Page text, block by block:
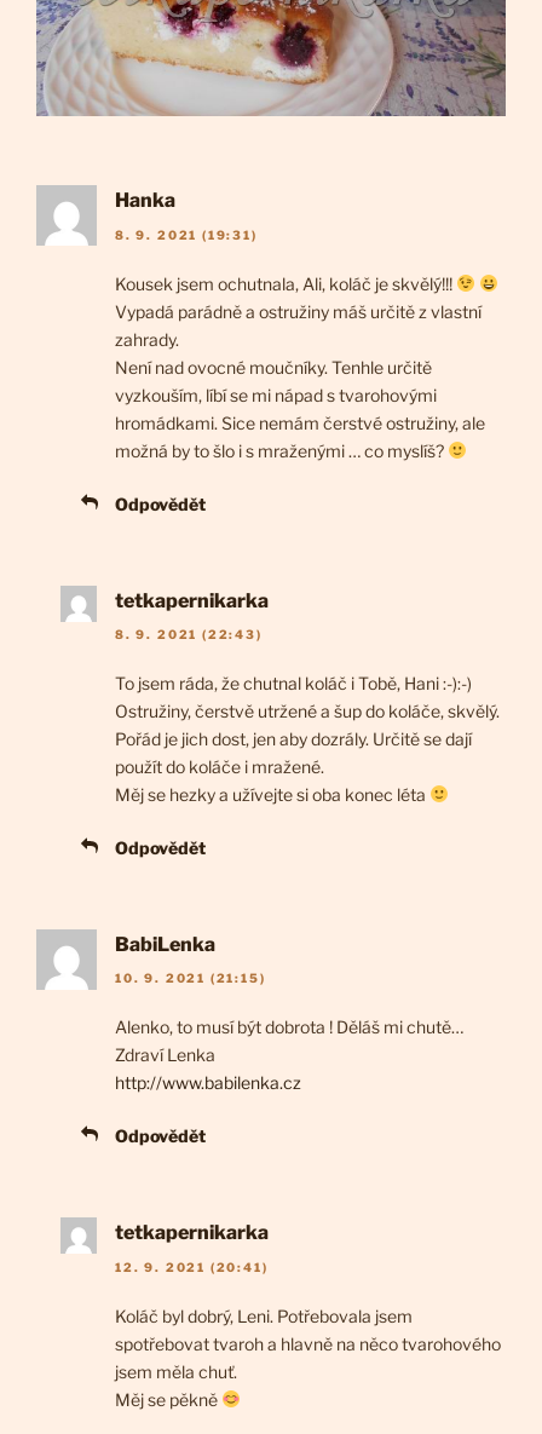
Hanka
8. 9. 2021 (19:31)
Kousek jsem ochutnala, Ali, koláč je skvělý!!!
Vypadá parádně a ostružiny máš určitě z vlastní
zahrady.
Není nad ovocné moučníky. Tenhle určitě
vyzkouším, líbí se mi nápad s tvarohovými
hromádkami. Sice nemám čerstvé ostružiny, ale
možná by to šlo i s mraženými … co myslíš?
Odpovědět
tetkapernikarka
8. 9. 2021 (22:43)
To jsem ráda, že chutnal koláč i Tobě, Hani :-):-)
Ostružiny, čerstvě utržené a šup do koláče, skvělý.
Pořád je jich dost, jen aby dozrály. Určitě se dají
použít do koláče i mražené.
Měj se hezky a užívejte si oba konec léta
Odpovědět
BabiLenka
10. 9. 2021 (21:15)
Alenko, to musí být dobrota ! Děláš mi chutě…
Zdraví Lenka
http://www.babilenka.cz
Odpovědět
tetkapernikarka
12. 9. 2021 (20:41)
Koláč byl dobrý, Leni. Potřebovala jsem
spotřebovat tvaroh a hlavně na něco tvarohového
jsem měla chuť.
Měj se pěkně